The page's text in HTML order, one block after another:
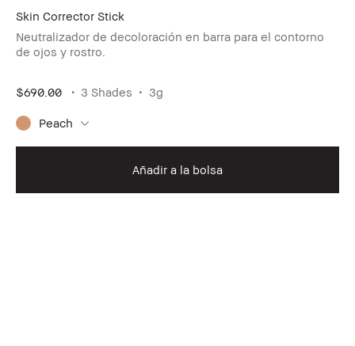
Skin Corrector Stick
Neutralizador de decoloración en barra para el contorno
de ojos y rostro.
$690.00 3 Shades 3g
Peach
Añadir a la bolsa